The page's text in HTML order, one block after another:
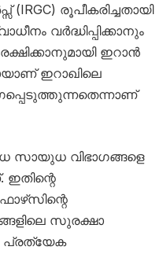
രൂപീകരിച്ചതായി
വർദ്ധിപ്പിക്കാനും
ഇറാൻ
ഇറാഖിലെ
സായുധ വിഭാഗങ്ങളെ
സുരക്ഷാ
പ്രത്യേക